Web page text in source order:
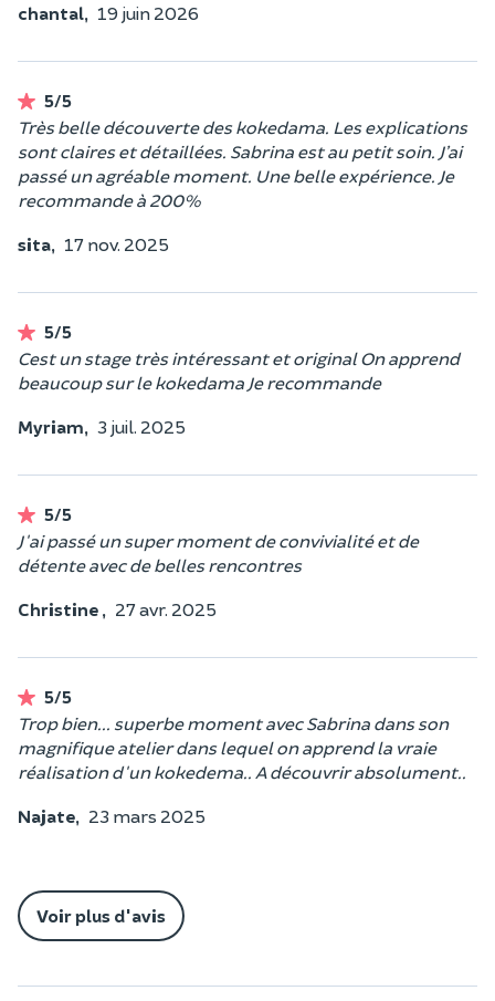
chantal, 19 juin 2026
5/5
Très belle découverte des kokedama. Les explications
sont claires et détaillées. Sabrina est au petit soin. J’ai
passé un agréable moment. Une belle expérience. Je
recommande à 200%
sita, 17 nov. 2025
5/5
Cest un stage très intéressant et original On apprend
beaucoup sur le kokedama Je recommande
Myriam, 3 juil. 2025
5/5
J'ai passé un super moment de convivialité et de
détente avec de belles rencontres
Christine , 27 avr. 2025
5/5
Trop bien... superbe moment avec Sabrina dans son
magnifique atelier dans lequel on apprend la vraie
réalisation d'un kokedema.. A découvrir absolument..
Najate, 23 mars 2025
Voir plus d'avis